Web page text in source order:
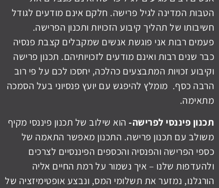
הטבות המדינה לגיל פרישה. חלקם אינם מודעים לגודל
חשיבותו של תהליך קיבוע הזכויות ותכנון הפרישה.
פעמים רבות אני פוגשת אנשים שמקבלים קצבת פנסיה
כבר שנים רבות ואינם מודעים לזכויותיהם. תכנון פרישה
וקיבוע זכויות המתבצעים כהלכה, יחסכו לכם על פי רוב
הרבה כסף. מומלץ להיפגש עם יועץ פנסיוני בעל הסמכה
מתאימה.
תכנון פיננסי לפרישה- הוא שילוב של תכנון פיננסי מקיף
משולב עם תכנון פרישה. התכנון מאפשר התאמה של
כספי הפרישה והפנסיה והכספים הפיננסיים לצרכים
ולהעדפות שלנו – איך נשמור על רמת החיים אליה
הורגלנו, נמזער את תשלומי המס, ונבצע אופטימיזציה של